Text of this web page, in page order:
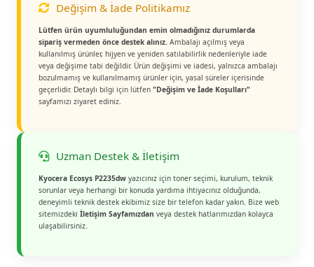
Değişim & İade Politikamız
Lütfen ürün uyumluluğundan emin olmadığınız durumlarda
sipariş vermeden önce destek alınız. Ambalajı açılmış veya
kullanılmış ürünler, hijyen ve yeniden satılabilirlik nedenleriyle iade
veya değişime tabi değildir. Ürün değişimi ve iadesi, yalnızca ambalajı
bozulmamış ve kullanılmamış ürünler için, yasal süreler içerisinde
geçerlidir. Detaylı bilgi için lütfen "Değişim ve İade Koşulları"
sayfamızı ziyaret ediniz.
Uzman Destek & İletişim
Kyocera Ecosys P2235dw yazıcınız için toner seçimi, kurulum, teknik
sorunlar veya herhangi bir konuda yardıma ihtiyacınız olduğunda,
deneyimli teknik destek ekibimiz size bir telefon kadar yakın. Bize web
sitemizdeki İletişim Sayfamızdan veya destek hatlarımızdan kolayca
ulaşabilirsiniz.